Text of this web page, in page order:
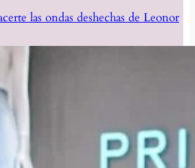
las ondas deshechas de Leonor